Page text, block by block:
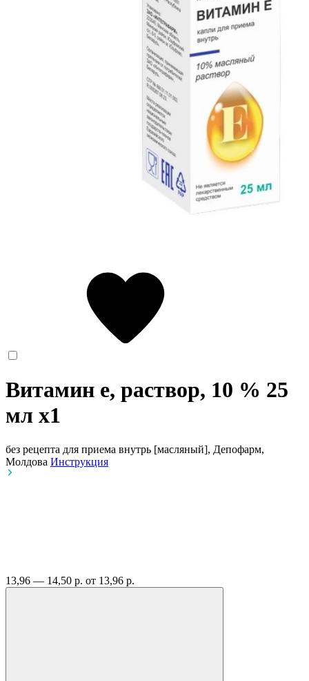
Витамин е, раствор, 10 % 25
мл x1
без рецепта для приема внутрь [масляный], Депофарм,
Молдова Инструкция
13,96 — 14,50 р. от 13,96 р.